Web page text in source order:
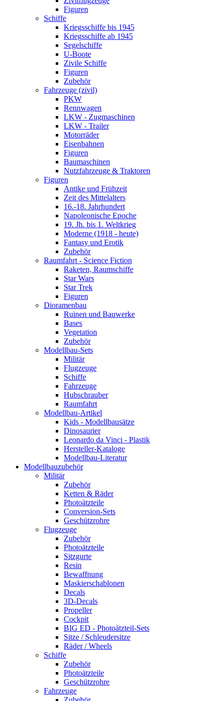
Figuren
Schiffe
Kriegsschiffe bis 1945
Kriegsschiffe ab 1945
Segelschiffe
U-Boote
Zivile Schiffe
Figuren
Zubehör
Fahrzeuge (zivil)
PKW
Rennwagen
LKW - Zugmaschinen
LKW - Trailer
Motorräder
Eisenbahnen
Figuren
Baumaschinen
Nutzfahrzeuge & Traktoren
Figuren
Antike und Frühzeit
Zeit des Mittelalters
16.-18. Jahrhundert
Napoleonische Epoche
19. Jh. bis 1. Weltkrieg
Moderne (1918 - heute)
Fantasy und Erotik
Zubehör
Raumfahrt - Science Fiction
Raketen, Raumschiffe
Star Wars
Star Trek
Figuren
Dioramenbau
Ruinen und Bauwerke
Bases
Vegetation
Zubehör
Modellbau-Sets
Militär
Flugzeuge
Schiffe
Fahrzeuge
Hubschrauber
Raumfahrt
Modellbau-Artikel
Kids - Modellbausätze
Dinosaurier
Leonardo da Vinci - Plastik
Hersteller-Kataloge
Modellbau-Literatur
Modellbauzubehör
Militär
Zubehör
Ketten & Räder
Photoätzteile
Conversion-Sets
Geschützrohre
Flugzeuge
Zubehör
Photoätzteile
Sitzgurte
Resin
Bewaffnung
Maskierschablonen
Decals
3D-Decals
Propeller
Cockpit
BIG ED - Photoätzteil-Sets
Sitze / Schleudersitze
Räder / Wheels
Schiffe
Zubehör
Photoätzteile
Geschützrohre
Fahrzeuge